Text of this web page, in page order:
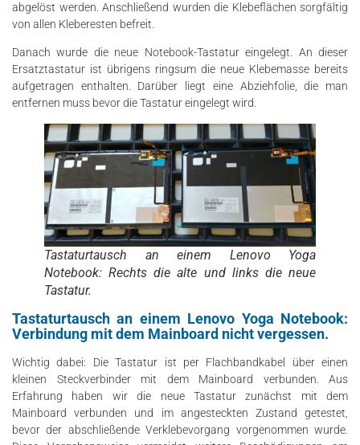
abgelöst werden. Anschließend wurden die Klebeflächen sorgfältig
von allen Kleberesten befreit.
Danach wurde die neue Notebook-Tastatur eingelegt. An dieser
Ersatztastatur ist übrigens ringsum die neue Klebemasse bereits
aufgetragen enthalten. Darüber liegt eine Abziehfolie, die man
entfernen muss bevor die Tastatur eingelegt wird.
Tastaturtausch an einem Lenovo Yoga
Notebook: Rechts die alte und links die neue
Tastatur.
Tastaturtausch an einem Lenovo Yoga Notebook:
Verbindung mit dem Mainboard nicht vergessen.
Wichtig dabei: Die Tastatur ist per Flachbandkabel über einen
kleinen Steckverbinder mit dem Mainboard verbunden. Aus
Erfahrung haben wir die neue Tastatur zunächst mit dem
Mainboard verbunden und im angesteckten Zustand getestet,
bevor der abschließende Verklebevorgang vorgenommen wurde.